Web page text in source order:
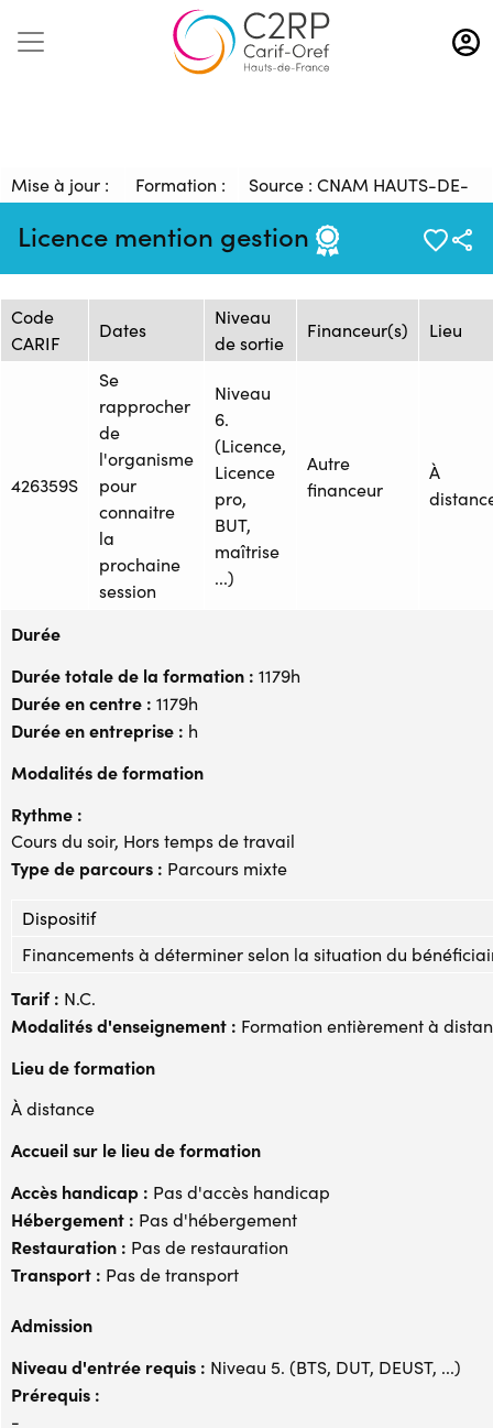
Aller
au
contenu
Licence mention gestion
Mise à jour :
22/09/2025
Formation :
25234761F
Source : CNAM HAUTS-DE-
FRANCE - Centre de Lille
Session de formation
Code
CARIF
Dates
Niveau
de sortie
Financeur(s) Lieu
426359S
Se
rapprocher
de
l'organisme
pour
connaitre
la
prochaine
session
Niveau
6.
(Licence,
Licence
pro,
BUT,
maîtrise
...)
Autre
financeur
À
Durée
Durée totale de la formation : 1179h
Durée en centre : 1179h
Durée en entreprise : h
Modalités de formation
Rythme :
Cours du soir, Hors temps de travail
Type de parcours : Parcours mixte
Dispositif
Financements à déterminer selon la situation du
Tarif : N.C.
Modalités d'enseignement : Formation entièrement à
Lieu de formation
À distance
Accueil sur le lieu de formation
Accès handicap : Pas d'accès handicap
Hébergement : Pas d'hébergement
Restauration : Pas de restauration
Transport : Pas de transport
Admission
Niveau d'entrée requis : Niveau 5. (BTS, DUT, DEUST, ...)
Prérequis :
-